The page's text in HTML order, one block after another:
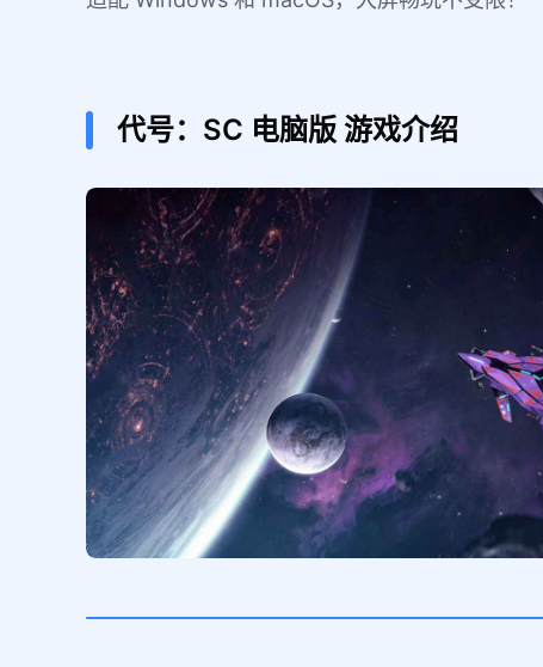
代号：SC 电脑版 游戏介绍